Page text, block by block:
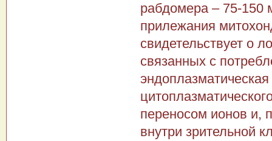
рабдомера – 75-150
прилежания
свидетельствует о
связанных с
переносом ионов и,
внутри зрительной